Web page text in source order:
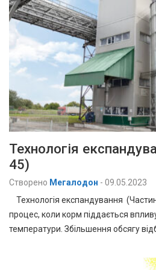
Технологія
45)
Створено Мегалодон - 09.05.2023
Технологія експандування
процес, коли корм піддається
температури. Збільшення обсягу